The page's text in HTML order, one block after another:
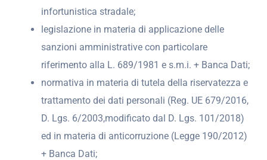
infortunistica stradale;
legislazione in materia di applicazione delle
sanzioni amministrative con particolare
riferimento alla L. 689/1981 e s.m.i. + Banca Dati;
normativa in materia di tutela della riservatezza e
trattamento dei dati personali (Reg. UE 679/2016,
D. Lgs. 6/2003,modificato dal D. Lgs. 101/2018)
ed in materia di anticorruzione (Legge 190/2012)
+ Banca Dati;